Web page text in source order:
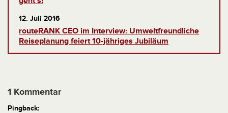
12. Juli 2016
routeRANK CEO im Interview: Umweltfreundliche
Reiseplanung feiert 10-jähriges Jubiläum
1 Kommentar
Pingback: